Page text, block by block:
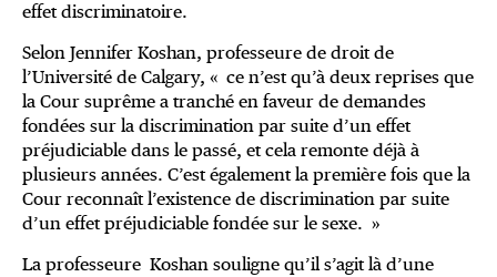
effet discriminatoire.
Selon Jennifer Koshan, professeure de droit de
l’Université de Calgary, « ce n’est qu’à deux reprises que
la Cour suprême a tranché en faveur de demandes
fondées sur la discrimination par suite d’un effet
préjudiciable dans le passé, et cela remonte déjà à
plusieurs années. C’est également la première fois que la
Cour reconnaît l’existence de discrimination par suite
d’un effet préjudiciable fondée sur le sexe. »
La professeure Koshan souligne qu’il s’agit là d’une